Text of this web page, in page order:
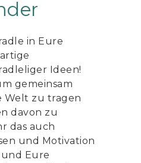
in Eure
Ideen!
gemeinsam
Welt zu tragen
davon zu
das auch
und Motivation
Eure